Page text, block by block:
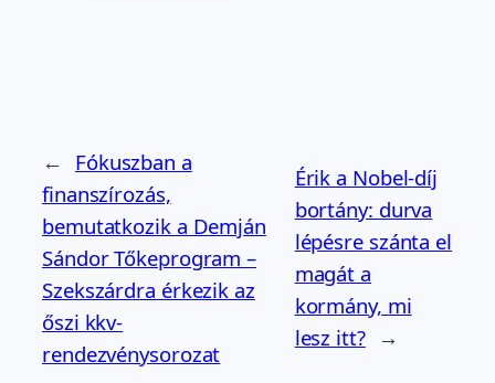
← Fókuszban a
finanszírozás,
bemutatkozik a Demján
Sándor Tőkeprogram –
Szekszárdra érkezik az
őszi kkv-
rendezvénysorozat
Érik a Nobel-díj
bortány: durva
lépésre szánta el
magát a
kormány, mi
lesz itt? →